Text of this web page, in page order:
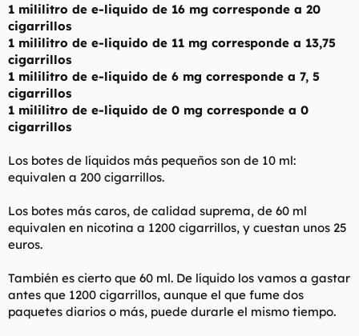
1 mililitro de e-liquido de 16 mg corresponde a 20
cigarrillos
1 mililitro de e-liquido de 11 mg corresponde a 13,75
cigarrillos
1 mililitro de e-liquido de 6 mg corresponde a 7, 5
cigarrillos
1 mililitro de e-liquido de 0 mg corresponde a 0
cigarrillos
Los botes de líquidos más pequeños son de 10 ml:
equivalen a 200 cigarrillos.
Los botes más caros, de calidad suprema, de 60 ml
equivalen en nicotina a 1200 cigarrillos, y cuestan unos 25
euros.
También es cierto que 60 ml. De líquido los vamos a gastar
antes que 1200 cigarrillos, aunque el que fume dos
paquetes diarios o más, puede durarle el mismo tiempo.